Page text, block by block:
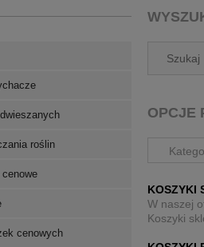
roślin
cenowe
cenowych
OPCJE
KOSZYKI
W naszej
Koszyki